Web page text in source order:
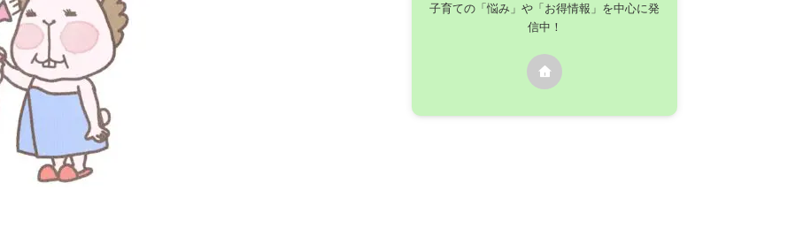
子育ての「悩み」や「お得情報」を中心に発
信中！